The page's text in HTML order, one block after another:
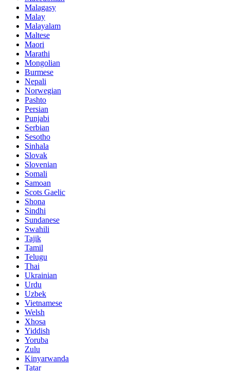
Malagasy
Malay
Malayalam
Maltese
Maori
Marathi
Mongolian
Burmese
Nepali
Norwegian
Pashto
Persian
Punjabi
Serbian
Sesotho
Sinhala
Slovak
Slovenian
Somali
Samoan
Scots Gaelic
Shona
Sindhi
Sundanese
Swahili
Tajik
Tamil
Telugu
Thai
Ukrainian
Urdu
Uzbek
Vietnamese
Welsh
Xhosa
Yiddish
Yoruba
Zulu
Kinyarwanda
Tatar